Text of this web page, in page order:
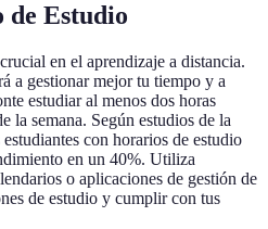
Estudio
en el aprendizaje a distancia.
a gestionar mejor tu tiempo y a
estudiar al menos dos horas
la semana. Según estudios de la
estudiantes con horarios de estudio
en un 40%. Utiliza
o aplicaciones de gestión de
de estudio y cumplir con tus